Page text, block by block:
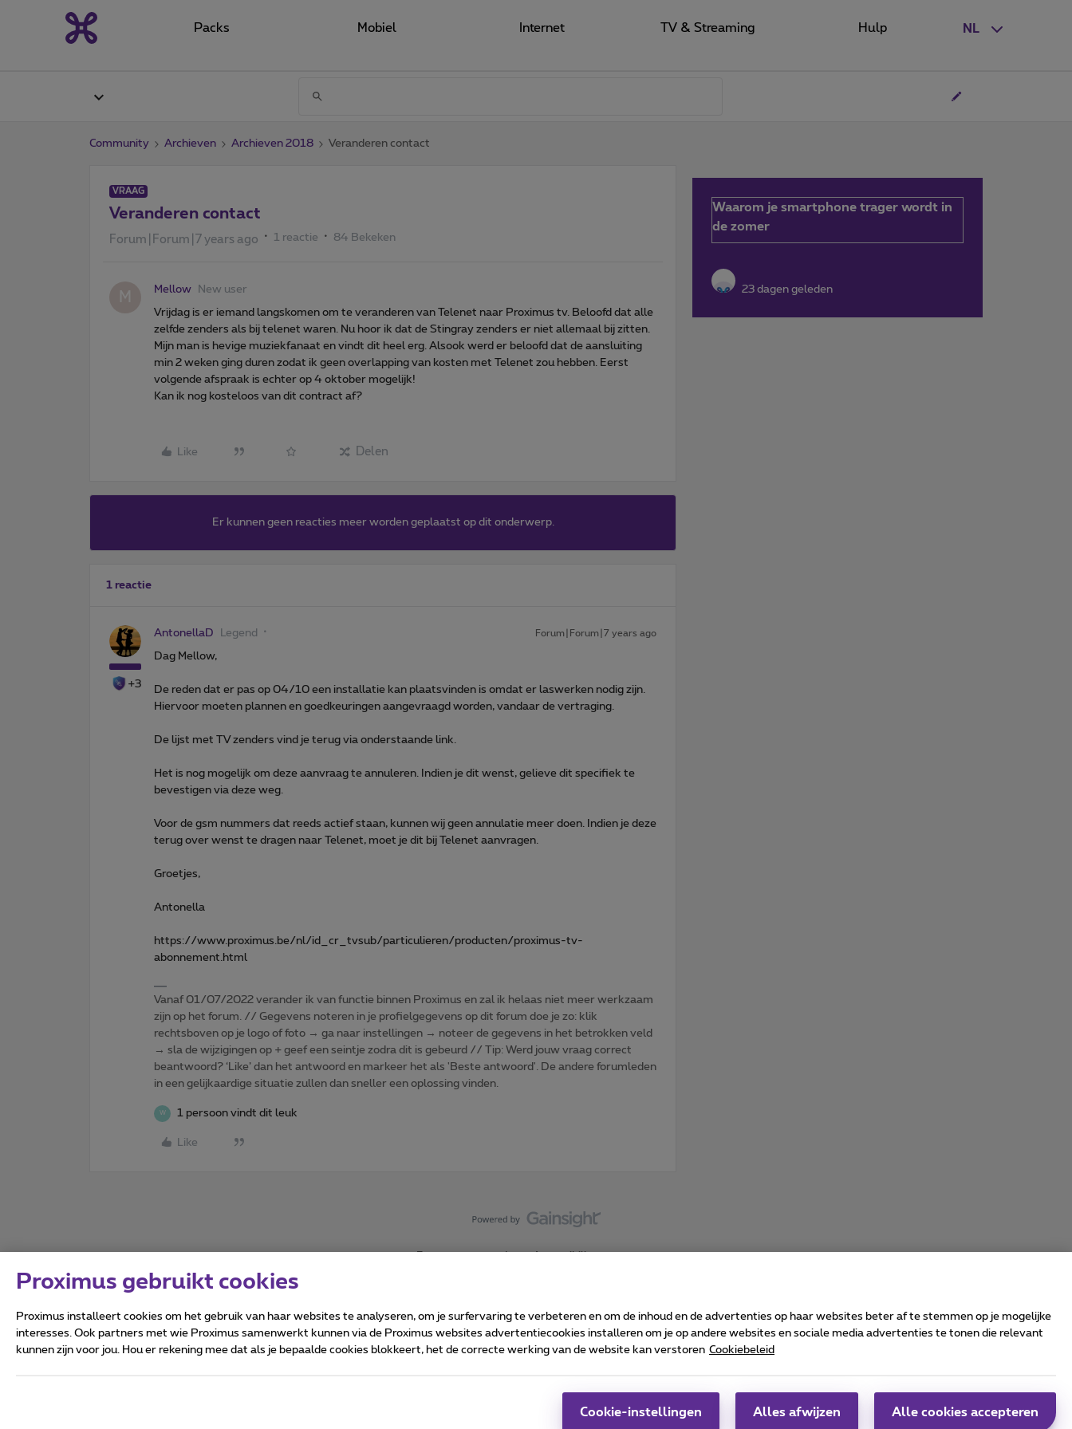
NL
Packs Mobiel Internet TV & Streaming Hulp
Community Archieven Archieven 2018 Veranderen contact
VRAAG
Veranderen contact
Forum|Forum|7 years ago 1 reactie 84 Bekeken
M Mellow New user
Vrijdag is er iemand langskomen om te veranderen van Telenet naar Proximus tv. Beloofd dat alle
zelfde zenders als bij telenet waren. Nu hoor ik dat de Stingray zenders er niet allemaal bij zitten.
Mijn man is hevige muziekfanaat en vindt dit heel erg. Alsook werd er beloofd dat de aansluiting
min 2 weken ging duren zodat ik geen overlapping van kosten met Telenet zou hebben. Eerst
volgende afspraak is echter op 4 oktober mogelijk!
Kan ik nog kosteloos van dit contract af?
Like Delen
Er kunnen geen reacties meer worden geplaatst op dit onderwerp.
1 reactie
+3
AntonellaD Legend Forum|Forum|7 years ago
Dag Mellow,
De reden dat er pas op 04/10 een installatie kan plaatsvinden is omdat er laswerken nodig zijn.
Hiervoor moeten plannen en goedkeuringen aangevraagd worden, vandaar de vertraging.
De lijst met TV zenders vind je terug via onderstaande link.
Het is nog mogelijk om deze aanvraag te annuleren. Indien je dit wenst, gelieve dit specifiek te
bevestigen via deze weg.
Voor de gsm nummers dat reeds actief staan, kunnen wij geen annulatie meer doen. Indien je deze
terug over wenst te dragen naar Telenet, moet je dit bij Telenet aanvragen.
Groetjes,
Antonella
https://www.proximus.be/nl/id_cr_tvsub/particulieren/producten/proximus-tv-
abonnement.html
Vanaf 01/07/2022 verander ik van functie binnen Proximus en zal ik helaas niet meer werkzaam
zijn op het forum. // Gegevens noteren in je profielgegevens op dit forum doe je zo: klik
rechtsboven op je logo of foto → ga naar instellingen → noteer de gegevens in het betrokken veld
→ sla de wijzigingen op + geef een seintje zodra dit is gebeurd // Tip: Werd jouw vraag correct
beantwoord? ‘Like’ dan het antwoord en markeer het als 'Beste antwoord'. De andere forumleden
in een gelijkaardige situatie zullen dan sneller een oplossing vinden.
W 1 persoon vindt dit leuk
Like
Waarom je smartphone trager wordt in
de zomer
23 dagen geleden
Forumvoorwaarden Accessibility statement
Alle rechten voorbehouden. ©2026Proximus
Carrier & Wholesale Solutions
Proximus Group
| Telindus
Proximus gebruikt cookies
Proximus installeert cookies om het gebruik van haar websites te analyseren, om je surfervaring te verbeteren en om de inhoud en de advertenties op haar websites beter af te stemmen op je mogelijke
interesses. Ook partners met wie Proximus samenwerkt kunnen via de Proximus websites advertentiecookies installeren om je op andere websites en sociale media advertenties te tonen die relevant
kunnen zijn voor jou. Hou er rekening mee dat als je bepaalde cookies blokkeert, het de correcte werking van de website kan verstoren Cookiebeleid
Cookie-instellingen Alles afwijzen Alle cookies accepteren